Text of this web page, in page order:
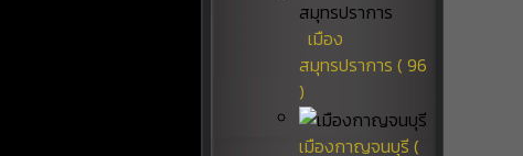
เมือง
สมุทรปราการ ( 96
)
เมืองกาญจนบุรี (